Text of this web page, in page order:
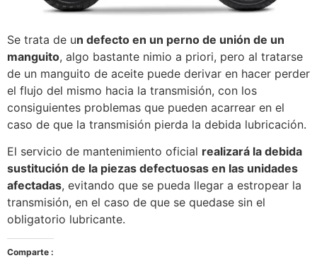
Se trata de un defecto en un perno de unión de un
manguito, algo bastante nimio a priori, pero al tratarse
de un manguito de aceite puede derivar en hacer perder
el flujo del mismo hacia la transmisión, con los
consiguientes problemas que pueden acarrear en el
caso de que la transmisión pierda la debida lubricación.
El servicio de mantenimiento oficial realizará la debida
sustitución de la piezas defectuosas en las unidades
afectadas, evitando que se pueda llegar a estropear la
transmisión, en el caso de que se quedase sin el
obligatorio lubricante.
Comparte :